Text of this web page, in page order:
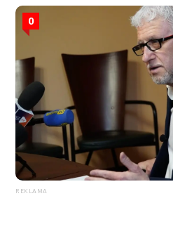
0
REKLAMA